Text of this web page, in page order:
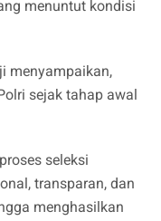
menuntut kondisi
menyampaikan,
sejak tahap awal
seleksi
transparan, dan
menghasilkan